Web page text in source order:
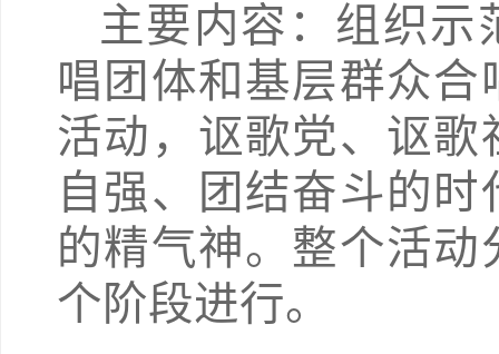
主要内容：组织示
唱团体和基层群众
活动，讴歌党、讴
自强、团结奋斗的
的精气神。整个活
个阶段进行。